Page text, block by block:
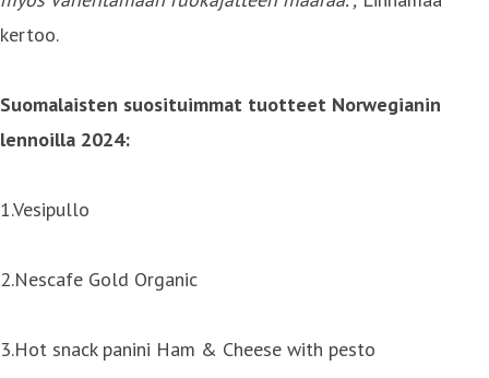
kertoo.
Suomalaisten suosituimmat tuotteet Norwegianin
lennoilla 2024:
1.Vesipullo
2.Nescafe Gold Organic
3.Hot snack panini Ham & Cheese with pesto